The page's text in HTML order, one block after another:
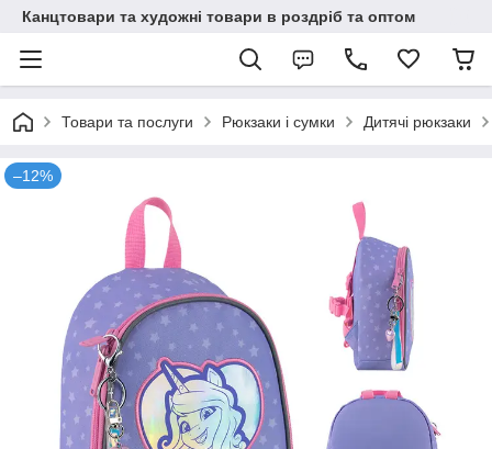
Канцтовари та художні товари в роздріб та оптом
Товари та послуги Рюкзаки і сумки Дитячі рюкзаки
–12%